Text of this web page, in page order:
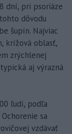
dní, pri psoriáze
dôvodu
šupín. Najviac
krížová oblasť,
zrýchlenej
aj výrazná
ľudí, podľa
sa
vzdávať